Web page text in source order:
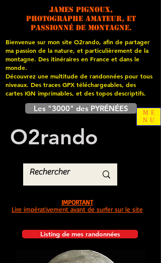
James PIGNOUX,
photographe amateur, et
passionné de montagne.
Bienvenue sur mon site O2rando, afin de partager
ma passion de la nature, et particulièrement de la
montagne. Des itinéraires en France et dans le
monde.
Découvrez une multitude de randonnées pour tous
niveaux. Des traces GPX téléchargeables, des
cartes IGN imprimables, et des topos descriptifs.
Les "3000" des PYRÉNÉES
O2rando
Listing de mes randonnées
IMPORTANT
Lire impérativement avant de surfer sur le site
ME
NU